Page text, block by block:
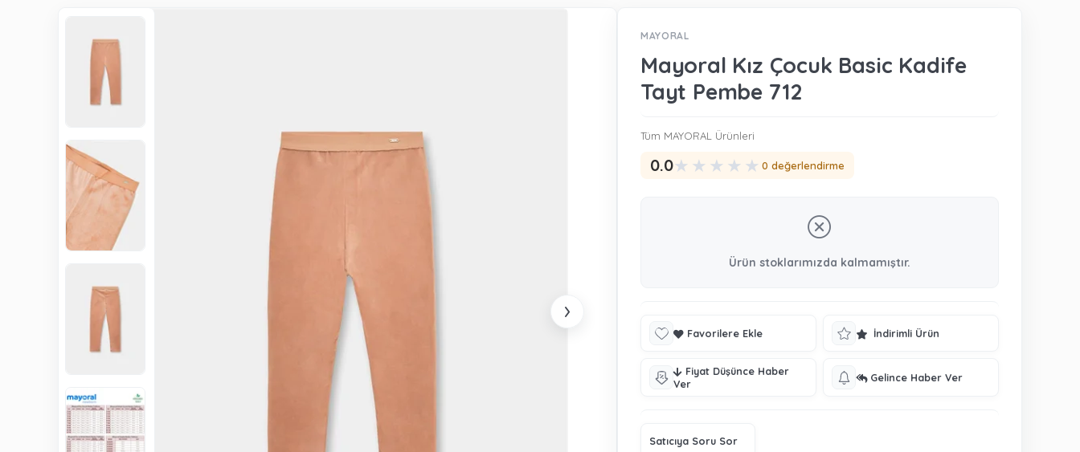
›
MAYORAL
Mayoral Kız Çocuk Basic Kadife
Tayt Pembe 712
Tüm MAYORAL Ürünleri
0.0★ ★ ★ ★ ★ 0 değerlendirme
Ürün stoklarımızda kalmamıştır.
Favorilere Ekle İndirimli Ürün
Fiyat Düşünce Haber
Ver
Gelince Haber Ver
Satıcıya Soru Sor